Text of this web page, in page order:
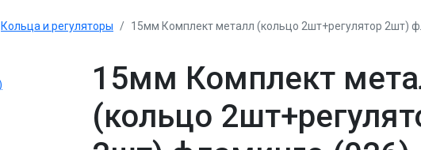
Кольца и регуляторы 15мм Комплект металл (кольцо 2шт+регулятор 2шт)
15мм Комплект
(кольцо